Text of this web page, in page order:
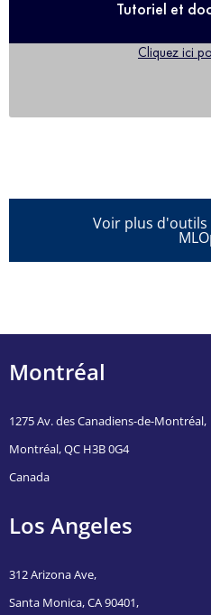
Tutoriel et
Cliquez ici
Voir plus
Montréal
1275 Av. des Canadiens-de-Montréal,
Montréal, QC H3B 0G4
Canada
Los Angeles
312 Arizona Ave,
Santa Monica, CA 90401,